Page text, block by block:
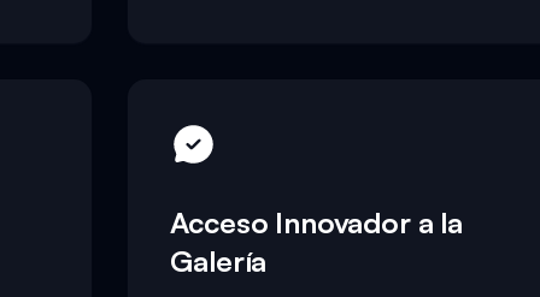
Acceso Innovador a la
Galería